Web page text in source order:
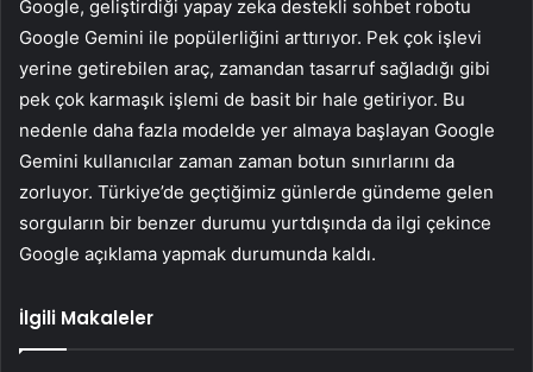
Google, geliştirdiği yapay zeka destekli sohbet robotu
Google Gemini ile popülerliğini arttırıyor. Pek çok işlevi
yerine getirebilen araç, zamandan tasarruf sağladığı gibi
pek çok karmaşık işlemi de basit bir hale getiriyor. Bu
nedenle daha fazla modelde yer almaya başlayan Google
Gemini kullanıcılar zaman zaman botun sınırlarını da
zorluyor. Türkiye’de geçtiğimiz günlerde gündeme gelen
sorguların bir benzer durumu yurtdışında da ilgi çekince
Google açıklama yapmak durumunda kaldı.
İlgili Makaleler